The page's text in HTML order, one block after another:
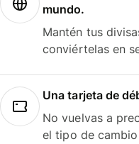
mundo.
Mantén tus
conviértelas en
Una tarjeta de
No vuelvas a
el tipo de